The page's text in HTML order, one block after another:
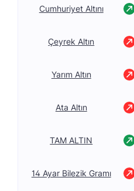
Cumhuriyet Altını
Çeyrek Altın
Yarım Altın
Ata Altın
TAM ALTIN
14 Ayar Bilezik Gramı